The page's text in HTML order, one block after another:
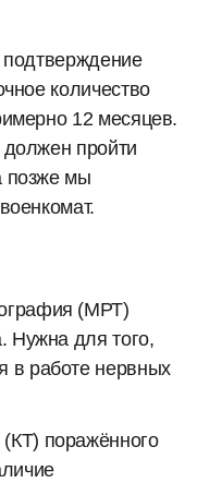
количество
12 месяцев.
пройти
позже мы
(МРТ)
Нужна для того,
в работе нервных
поражённого